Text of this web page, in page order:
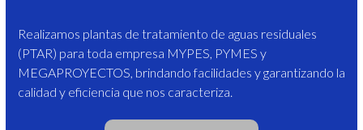
Realizamos plantas de tratamiento de aguas residuales
(PTAR) para toda empresa MYPES, PYMES y
MEGAPROYECTOS, brindando facilidades y garantizando la
calidad y eficiencia que nos caracteriza.